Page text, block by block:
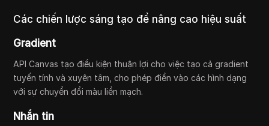
Các chiến lược sáng tạo để nâng cao hiệu suất
Gradient
API Canvas tạo điều kiện thuận lợi cho việc tạo cả gradient
tuyến tính và xuyên tâm, cho phép điền vào các hình dạng
với sự chuyển đổi màu liền mạch.
Nhắn tin